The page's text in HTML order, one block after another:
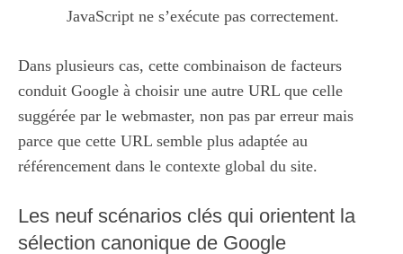
JavaScript ne s’exécute pas correctement.
Dans plusieurs cas, cette combinaison de facteurs
conduit Google à choisir une autre URL que celle
suggérée par le webmaster, non pas par erreur mais
parce que cette URL semble plus adaptée au
référencement dans le contexte global du site.
Les neuf scénarios clés qui orientent la
sélection canonique de Google